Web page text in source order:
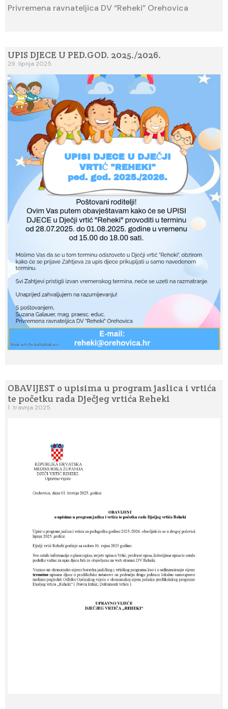
Privremena ravnateljica DV “Reheki” Orehovica
UPIS DJECE U PED.GOD. 2025./2026.
29. lipnja 2025.
OBAVIJEST o upisima u program jaslica i vrtića
te početku rada Dječjeg vrtića Reheki
1. travnja 2025.